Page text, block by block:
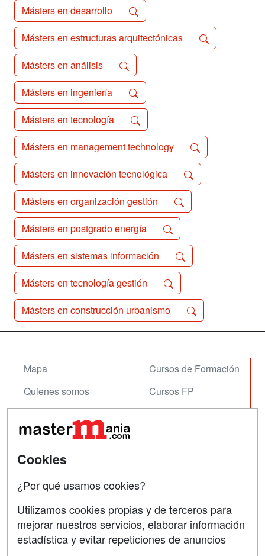
Másters en desarrollo
Másters en estructuras arquitectónicas
Másters en análisis
Másters en ingeniería
Másters en tecnología
Másters en management technology
Másters en innovación tecnológica
Másters en organización gestión
Másters en postgrado energía
Másters en sistemas información
Másters en tecnología gestión
Másters en construcción urbanismo
Mapa
Quienes somos
Acceso Usuarios
Acceso Centros
Cursos de Formación
Cursos FP
Contactar
Confidencialidad
SÍGUENOS EN:
Cookies
¿Por qué usamos cookies?
Utilizamos cookies propias y de terceros para
mejorar nuestros servicios, elaborar información
estadística y evitar repeticiones de anuncios